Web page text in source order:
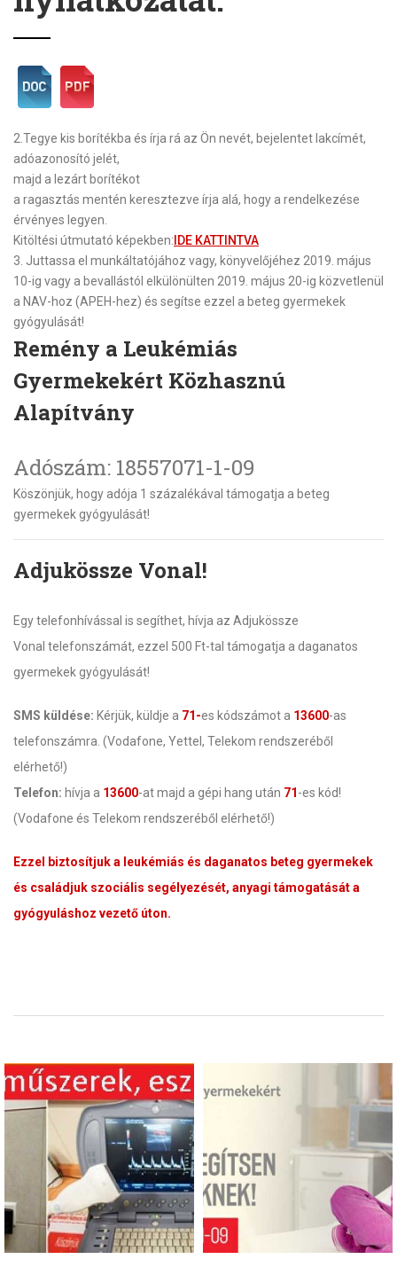
2.Tegye kis borítékba és írja rá az Ön nevét, bejelentet lakcímét,
adóazonosító jelét,
majd a lezárt borítékot
a ragasztás mentén keresztezve írja alá, hogy a rendelkezése
érvényes legyen.
Kitöltési útmutató képekben: IDE KATTINTVA
3. Juttassa el munkáltatójához vagy, könyvelőjéhez 2019. május
10-ig vagy a bevallástól elkülönülten 2019. május 20-ig közvetlenül
a NAV-hoz (APEH-hez) és segítse ezzel a beteg gyermekek
gyógyulását!
Remény a Leukémiás
Gyermekekért Közhasznú
Alapítvány
Adószám: 18557071-1-09
Köszönjük, hogy adója 1 százalékával támogatja a beteg
gyermekek gyógyulását!
Adjukössze Vonal!
Egy telefonhívással is segíthet, hívja az Adjukössze
Vonal telefonszámát, ezzel 500 Ft-tal támogatja a daganatos
gyermekek gyógyulását!
SMS küldése: Kérjük, küldje a 71-es kódszámot a 13600-as
telefonszámra. (Vodafone, Yettel, Telekom rendszeréből
elérhető!)
Telefon: hívja a 13600-at majd a gépi hang után 71-es kód!
(Vodafone és Telekom rendszeréből elérhető!)
Ezzel biztosítjuk a leukémiás és daganatos beteg gyermekek
és családjuk szociális segélyezését, anyagi támogatását a
gyógyuláshoz vezető úton.